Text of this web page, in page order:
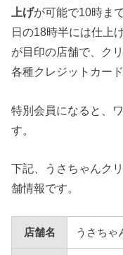
上げが可能で10時ま
日の18時半には仕上
が目印の店舗で、ク
各種クレジットカー
特別会員になると、
す。
下記、うさちゃんク
舗情報です。
店舗名 うさちゃ